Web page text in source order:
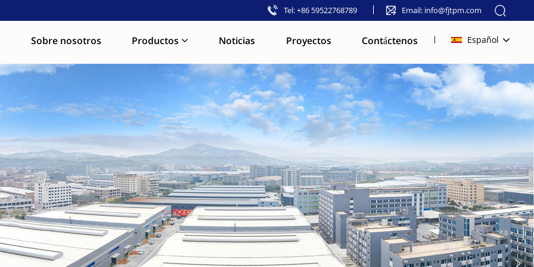
Tel: +86 59522768789 Email: info@fjtpm.com
Sobre nosotros Productos Noticias Proyectos Contáctenos Español
English
français
русский
español
العربية